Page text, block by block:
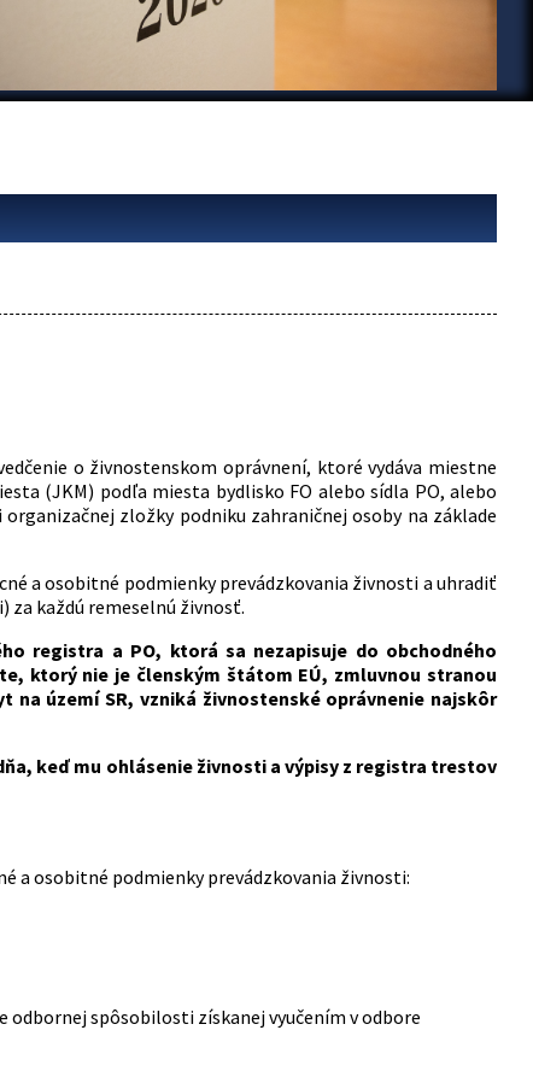
o živnostenskom oprávnení, ktoré vydáva miestne
(JKM) podľa miesta bydlisko FO alebo sídla PO, alebo
zložky podniku zahraničnej osoby na základe
a osobitné podmienky prevádzkovania živnosti a uhradiť
za každú remeselnú živnosť.
registra a PO, ktorá sa nezapisuje do obchodného
ktorý nie je členským štátom EÚ, zmluvnou stranou
na území SR, vzniká živnostenské oprávnenie najskôr
keď mu ohlásenie živnosti a výpisy z registra trestov
a osobitné podmienky prevádzkovania živnosti:
spôsobilosti získanej vyučením v odbore